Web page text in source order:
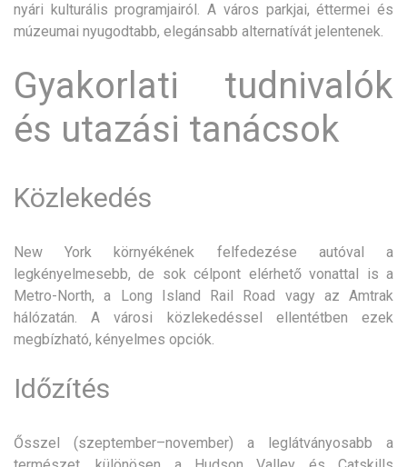
nyári kulturális programjairól. A város parkjai, éttermei és
múzeumai nyugodtabb, elegánsabb alternatívát jelentenek.
Gyakorlati tudnivalók
és utazási tanácsok
Közlekedés
New York környékének felfedezése autóval a
legkényelmesebb, de sok célpont elérhető vonattal is a
Metro-North, a Long Island Rail Road vagy az Amtrak
hálózatán. A városi közlekedéssel ellentétben ezek
megbízható, kényelmes opciók.
Időzítés
Ősszel (szeptember–november) a leglátványosabb a